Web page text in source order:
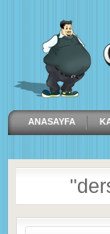
ANASAYFA